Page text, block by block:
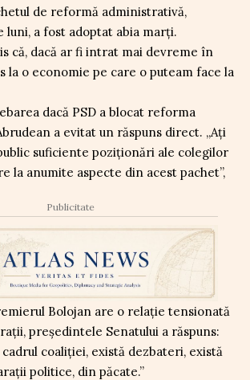
de reformă administrativă,
luni, a fost adoptat abia marți.
că, dacă ar fi intrat mai devreme în
la o economie pe care o puteam face la
dacă PSD a blocat reforma
a evitat un răspuns direct. „Ați
suficiente poziționări ale colegilor
la anumite aspecte din acest pachet”,
Publicitate
Bolojan are o relație tensionată
președintele Senatului a răspuns:
coaliției, există dezbateri, există
politice, din păcate.”